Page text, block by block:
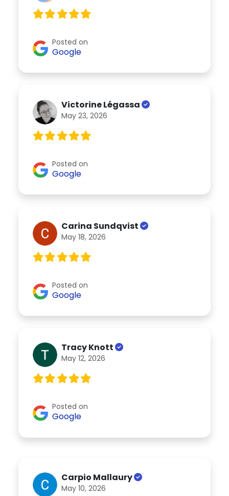
Posted on
Google
Victorine Légassa
May 23, 2026
Posted on
Google
Carina Sundqvist
May 18, 2026
Posted on
Google
Tracy Knott
May 12, 2026
Posted on
Google
Carpio Mallaury
May 10, 2026